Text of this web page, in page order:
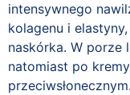
intensywnego
kolagenu i
naskórka. W porze
natomiast po
przeciwsłonecznym.